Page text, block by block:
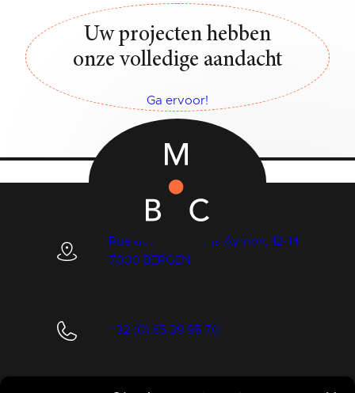
Uw projecten hebben
onze volledige aandacht
Ga ervoor!
Rue des Quatre Fils Aymon, 12-14
7000 BERGEN
+32 (0) 65 39 95 70